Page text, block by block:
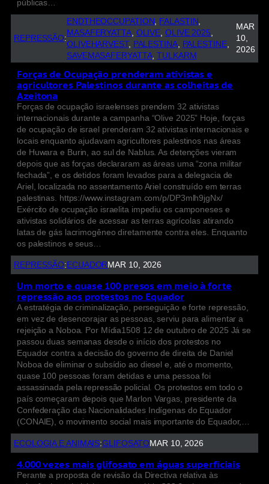
públicas…
REPRESSÃO:
ENDTHEOCCUPATION FALASTIN
MASAFERYATTA, OLIVE OLIVE 2025
OLIVEHARVEST, PALESTINA, PALESTINE
SAVEMASAFERYATTA, TULKARM
MAR
10,
2026
Forças de Ocupação prenderam ativistas e
agricultores Palestinos durante as colheitas de
Azeitona
Forças de ocupação israelenses prendem 32 ativistas
internacionais durante a campanha “Olive 2025” Hoje, forças
de ocupação de israel prenderam 32 ativistas internacionais e
locais enquanto ajudavam agricultores palestinos nas áreas
de Huwara e Burin, ao sul de Nablus. As detenções vieram
depois que as forças declararam as áreas uma “zona militar
fechada”, e os detidos foram levados para a delegacia de
Ariel, localizada no assentamento Ariel construído em terras
palestinas. https://www.instagram.com/p/DP3mlh9jgNx/
Exército de ocupação israelita impediu os camponeses e
ativistas solidários de acessar as terras agrícolas atirando
latas de gás lacrimogêneo diretamente contra eles. Enquanto
os palestinos e seus…
REPRESSÃO: ECUADORMAR 10, 2026
Um morto e quase 100 presos em meio à forte
repressão aos protestos no Equador
A estratégia de criminalização, perseguição e forte repressão,
em vez de desencorajar as pessoas, serviu para alimentar a
rejeição a Noboa. Por Mídia1508 12 de outubro de 2025 Já se
passou duas semanas desde o início dos protestos no
Equador contra a decisão do governo de direita de Daniel
Noboa de eliminar o subsídio ao diesel e, até o momento,
quase 100 pessoas foram detidas e uma pessoa foi
assassinada pela repressão policial. Os protestos em todo o
país começaram depois que Marlon Vargas, presidente da
Confederação das Nacionalidades Indígenas do Equador
(CONAIE), o movimento social mais importante do Equador,…
ECOLOGIA E ANIMAIS:GLIFOSATOMAR 10, 2026
4.000 vezes mais glifosato em águas superficiais
Perante a proposta de revisão da Directiva relativa às